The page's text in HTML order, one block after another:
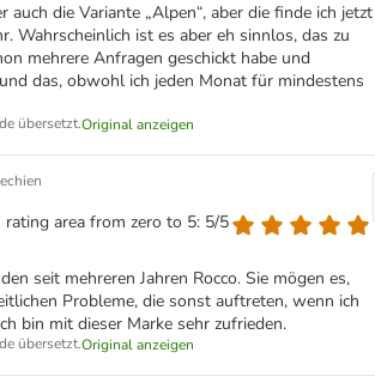
auch die Variante „Alpen“, aber die finde ich jetzt
Wahrscheinlich ist es aber eh sinnlos, das zu
mehrere Anfragen geschickt habe und
das, obwohl ich jeden Monat für mindestens
übersetzt.Original anzeigen
rating area from zero to 5: 5/5
seit mehreren Jahren Rocco. Sie mögen es,
Probleme, die sonst auftreten, wenn ich
bin mit dieser Marke sehr zufrieden.
übersetzt.Original anzeigen